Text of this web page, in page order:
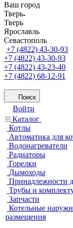
Ваш город
Тверь
Тверь
Ярославль
Севастополь
+7 (4822) 43-30-93
+7 (4822) 43-30-93
+7 (4822) 43-23-40
+7 (4822) 68-12-91
Поиск
Войти
Каталог
Котлы
Автоматика для
Водонагреватели
Радиаторы
Горелки
Дымоходы
Принадлежности
Трубы и
Запчасти
Котельные
размещения